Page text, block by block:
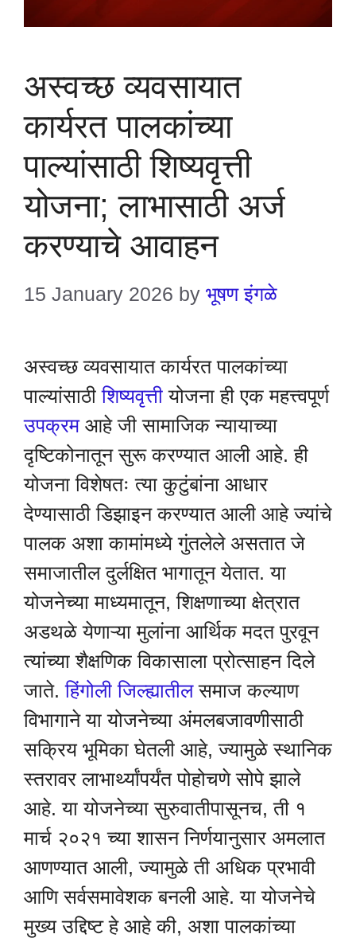
अस्वच्छ व्यवसायात
कार्यरत पालकांच्या
पाल्यांसाठी शिष्यवृत्ती
योजना; लाभासाठी अर्ज
करण्याचे आवाहन
15 January 2026 by भूषण इंगळे
अस्वच्छ व्यवसायात कार्यरत पालकांच्या
पाल्यांसाठीशिष्यवृत्ती योजना ही एक महत्त्वपूर्ण
उपक्रमआहे जी सामाजिक न्यायाच्या
दृष्टिकोनातून सुरू करण्यात आली आहे. ही
योजना विशेषतः त्या कुटुंबांना आधार
देण्यासाठी डिझाइन करण्यात आली आहे ज्यांचे
पालक अशा कामांमध्ये गुंतलेले असतात जे
समाजातील दुर्लक्षित भागातून येतात. या
योजनेच्या माध्यमातून, शिक्षणाच्या क्षेत्रात
अडथळे येणाऱ्या मुलांना आर्थिक मदत पुरवून
त्यांच्या शैक्षणिक विकासाला प्रोत्साहन दिले
जाते.हिंगोली जिल्ह्यातीलसमाज कल्याण
विभागाने या योजनेच्या अंमलबजावणीसाठी
सक्रिय भूमिका घेतली आहे, ज्यामुळे स्थानिक
स्तरावर लाभार्थ्यांपर्यंत पोहोचणे सोपे झाले
आहे. या योजनेच्या सुरुवातीपासूनच, ती १
मार्च २०२१ च्या शासन निर्णयानुसार अमलात
आणण्यात आली, ज्यामुळे ती अधिक प्रभावी
आणि सर्वसमावेशक बनली आहे. या योजनेचे
मुख्य उद्दिष्ट हे आहे की, अशा पालकांच्या